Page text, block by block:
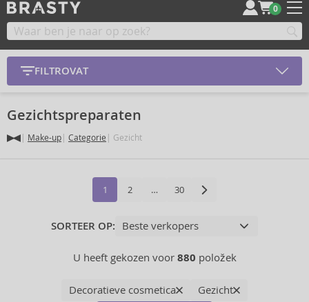
0
FILTROVAT
Gezichtspreparaten
Make-up Categorie Gezicht
1 2 … 30
SORTEER OP:
U heeft gekozen voor 880 položek
Decoratieve cosmetica
Gezicht